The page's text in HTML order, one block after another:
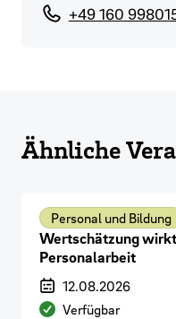
+49 160
Ähnliche
Personal und Bildung
Wertschätzung
Personalarbeit
Veranstaltungszeitraum
12.08.2026
Verfügbarkeit
Verfügbar